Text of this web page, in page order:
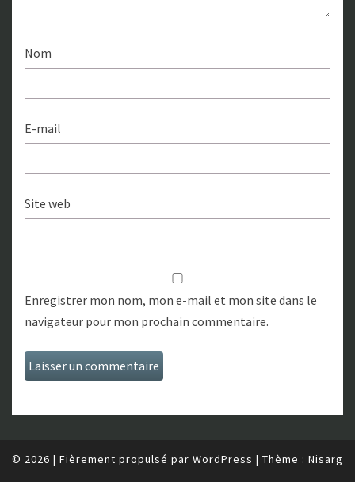
Nom
E-mail
Site web
Enregistrer mon nom, mon e-mail et mon site dans le
navigateur pour mon prochain commentaire.
© 2026 | Fièrement propulsé par WordPress | Thème : Nisarg